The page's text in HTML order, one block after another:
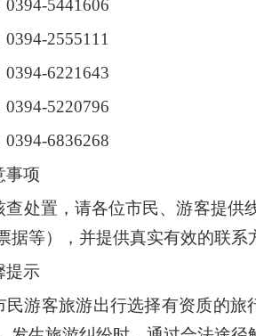
5441606
2555111
6221643
5220796
6836268
事项
查处置，请各位市民、游客提供
据等），并提供真实有效的联系
提示
民游客旅游出行选择有资质的